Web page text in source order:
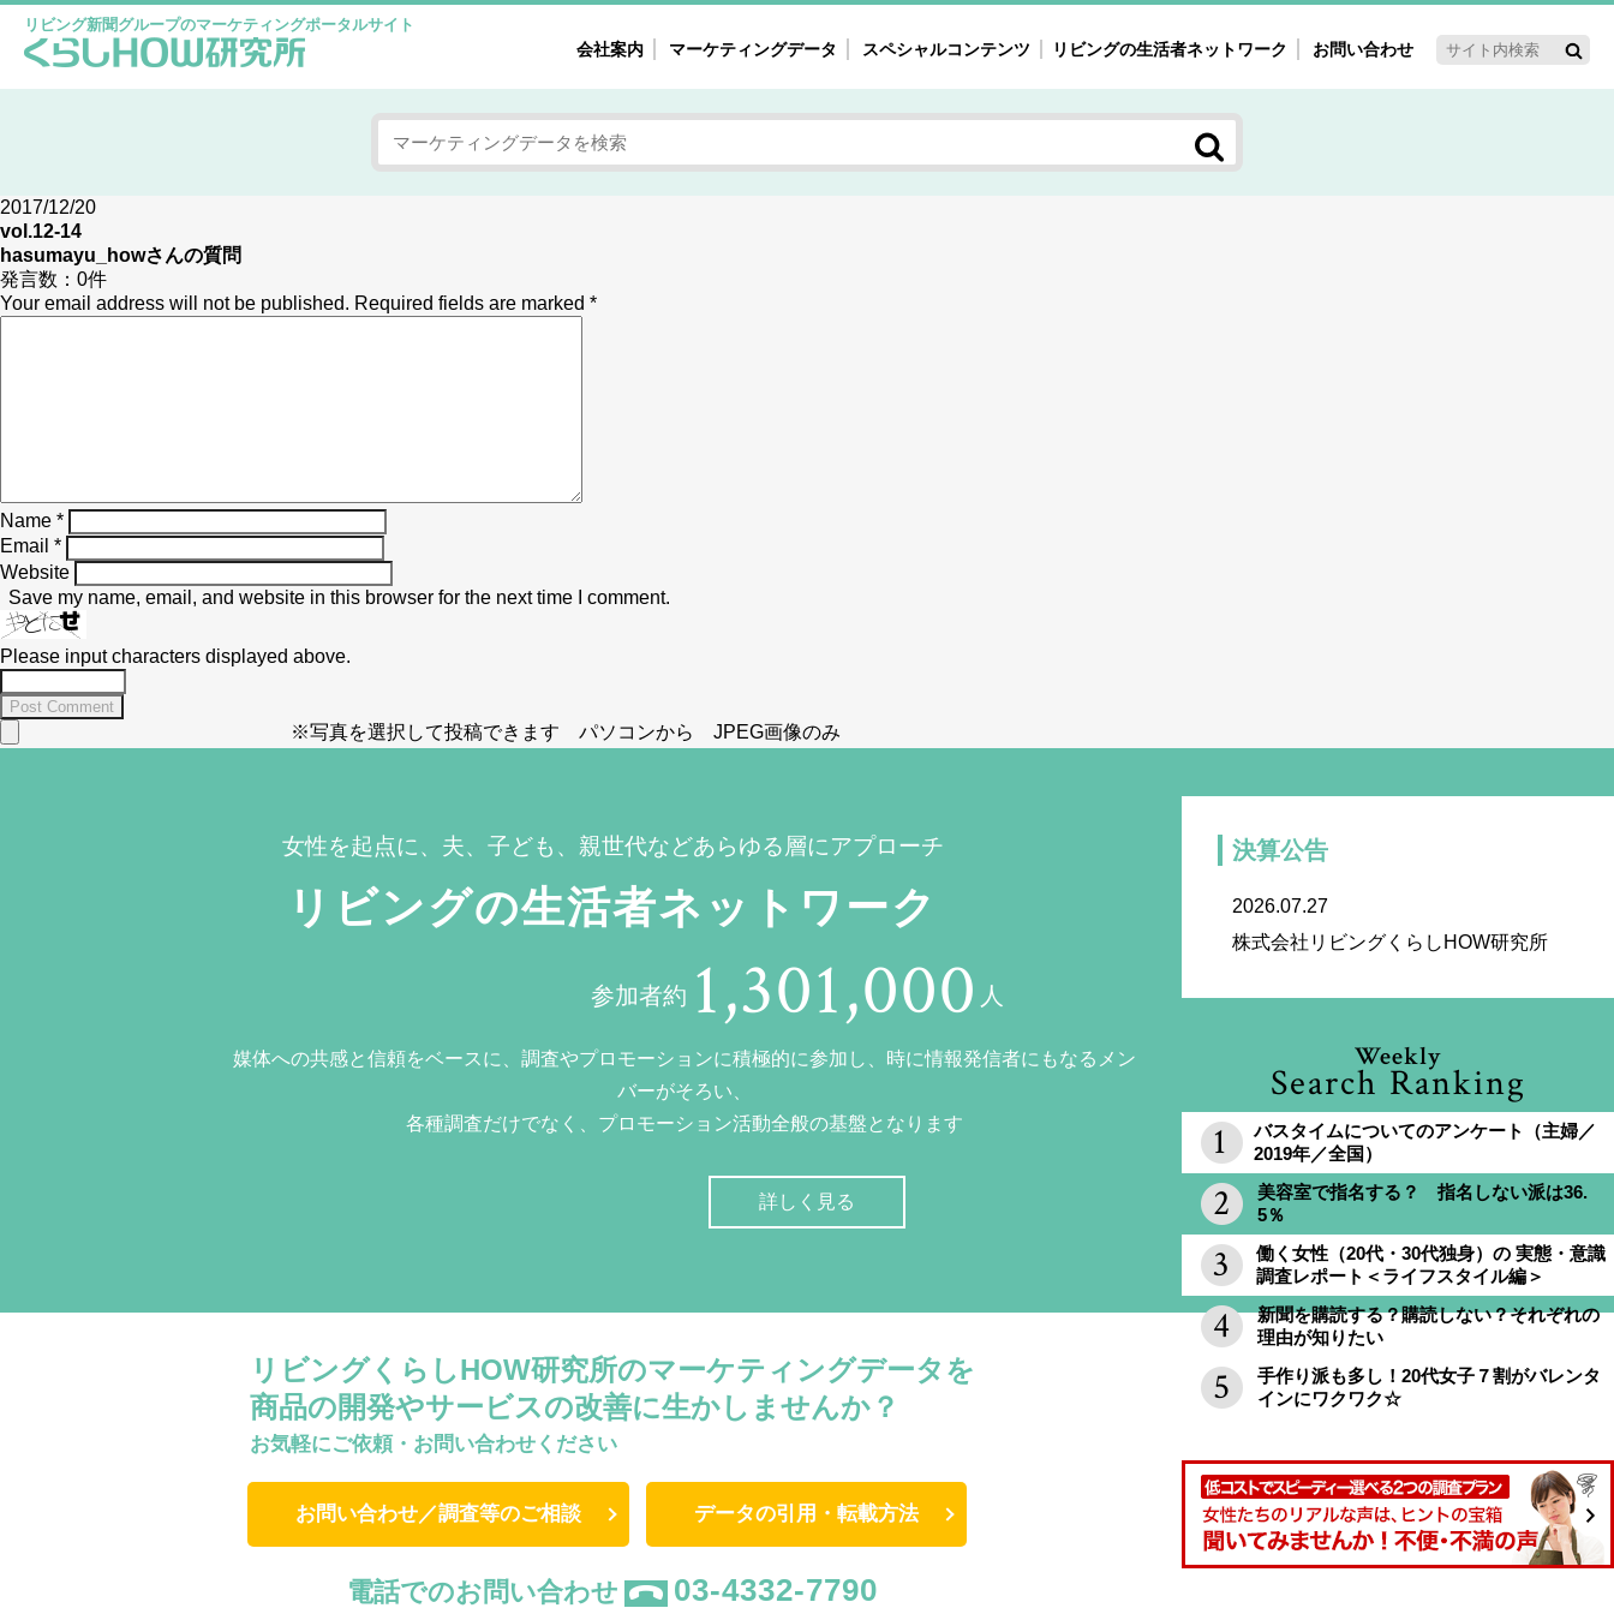
リビング新聞グループのマーケティングポータルサイト
会社案内 マーケティングデータ スペシャルコンテンツ
女性の気持ちと消費がリアルに見える
自主調査レポート
注目ターゲット・重点テーマ
40'ｓ～60'ｓマーケット研究室
リビングの生活者ネットワーク お問い合わせ
2017/12/20
vol.12-14
hasumayu_howさんの質問
発言数： 0件
Your email address will not be published. Required fields are marked *
Name *
Email *
Website
Save my name, email, and website in this browser for the next time I comment.
Please input characters displayed above.
※写真を選択して投稿できます パソコンから JPEG画像のみ
決算公告
2026.07.27
株式会社リビングくらしHOW研究所
Weekly
Search Ranking
バスタイムについてのアンケート（主婦／
2019年／全国）
美容室で指名する？ 指名しない派は36.
5％
働く女性（20代・30代独身）の 実態・意識
調査レポート＜ライフスタイル編＞
新聞を購読する？購読しない？それぞれの
理由が知りたい
手作り派も多し！20代女子７割がバレンタ
インにワクワク☆
女性を起点に、夫、子ども、親世代などあらゆる層にアプローチ
リビングの生活者ネットワーク
参加者約 1,301,000 人
媒体への共感と信頼をベースに、調査やプロモーションに積極的に参加し、時に情報発信者にもなるメン
バーがそろい、
各種調査だけでなく、プロモーション活動全般の基盤となります
詳しく見る
リビングくらしHOW研究所のマーケティングデータを
商品の開発やサービスの改善に生かしませんか？
お気軽にご依頼・お問い合わせください
お問い合わせ／調査等のご相談 データの引用・転載方法
電話でのお問い合わせ 03-4332-7790